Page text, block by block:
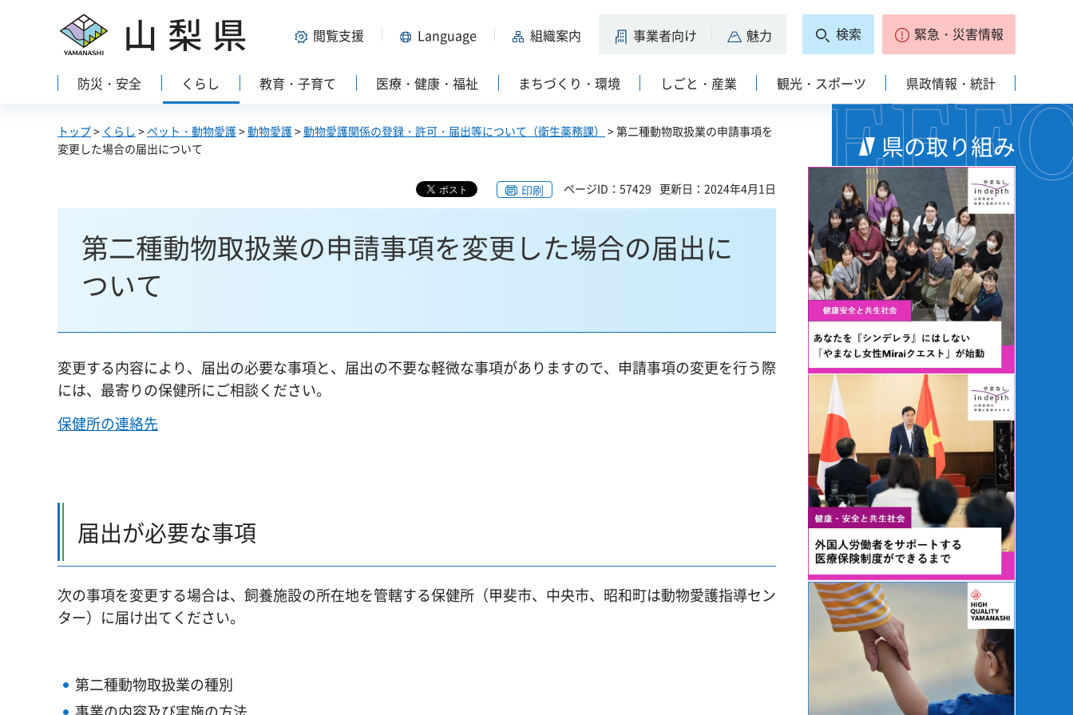
山梨県 閲覧支援 Language 組織案内 事業者向け 魅力 検索 緊急・災害情報
防災・安全 くらし 教育・子育て 医療・健康・福祉 まちづくり・環境 しごと・産業 観光・スポーツ 県政情報・統計
トップ> くらし > ペット・動物愛護>動物愛護>動物愛護関係の登録・許可・届出等について（衛生薬務課） > 第二種動物取扱業の申請事項を
変更した場合の届出について
印刷 ページID：57429 更新日：2024年4月1日
第二種動物取扱業の申請事項を変更した場合の届出に
ついて
変更する内容により、届出の必要な事項と、届出の不要な軽微な事項がありますので、申請事項の変更を行う際
には、最寄りの保健所にご相談ください。
保健所の連絡先
届出が必要な事項
次の事項を変更する場合は、飼養施設の所在地を管轄する保健所（甲斐市、中央市、昭和町は動物愛護指導セン
ター）に届け出てください。
第二種動物取扱業の種別
県の取り組み